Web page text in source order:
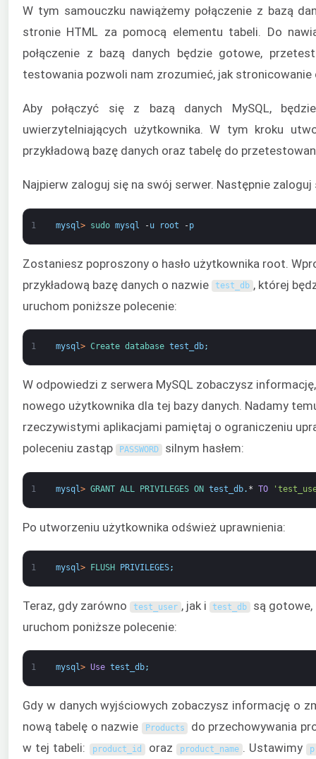
W tym samouczku nawiążemy połączenie z bazą
stronie HTML za pomocą elementu tabeli. Do
połączenie z bazą danych będzie gotowe,
testowania pozwoli nam zrozumieć, jak stronicowanie
Aby połączyć się z bazą danych MySQL,
uwierzytelniających użytkownika. W tym kroku
przykładową bazę danych oraz tabelę do
Najpierw zaloguj się na swój serwer. Następnie
1 mysql> sudo mysql -u root -p
Zostaniesz poproszony o hasło użytkownika root.
przykładową bazę danych o nazwie
test_db , której
uruchom poniższe polecenie:
1 mysql> Create database test_db;
W odpowiedzi z serwera MySQL zobaczysz
nowego użytkownika dla tej bazy danych. Nadamy
rzeczywistymi aplikacjami pamiętaj o ograniczeniu
poleceniu zastąp
PASSWORD silnym hasłem:
1 mysql > GRANT ALL PRIVILEGES ON test_db. * TO
Po utworzeniu użytkownika odśwież uprawnienia:
1 mysql> FLUSH PRIVILEGES;
Teraz, gdy zarówno test_user , jak i test_db
są
uruchom poniższe polecenie:
1 mysql> Use test_db;
Gdy w danych wyjściowych zobaczysz informację o
nową tabelę o nazwie
Products
do przechowywania
w tej tabeli:
product_id oraz product_name . Ustawimy